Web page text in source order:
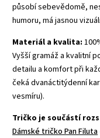
působí sebevědomě,
humoru, má jasnou
Materiál a kvalita:
Vyšší gramáž a kvalitní
detailu a komfort při
čeká dvanáctitýdenní
vesmíru).
Tričko je součástí
Dámské tričko Pan Filuta